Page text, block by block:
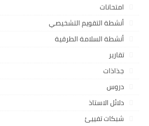
امتحانات
أنشطة التقويم التشخيصي
أنشطة السلامة الطرقية
تقارير
جذاذات
دروس
دلائل الاستاذ
شبكات تفييئ